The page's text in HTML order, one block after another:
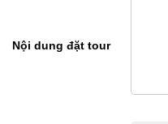
Nội dung đặt tour